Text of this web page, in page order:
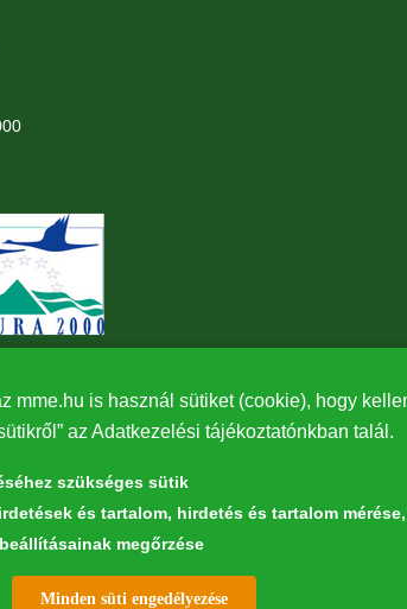
HU/000037 „Közösen a természetért” elnevezésű
mme.hu is használ sütiket (cookie), hogy
az Adatkezelési tájékoztatónkban talál.
szükséges sütik
és tartalom, hirdetés és tartalom
megőrzése
Minden süti engedélyezése